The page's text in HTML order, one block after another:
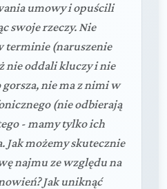
umowy i opuścili
swoje rzeczy. Nie
terminie (naruszenie
nie oddali kluczy i nie
nie ma z nimi w
(nie odbierają
- mamy tylko ich
Jak możemy skutecznie
najmu ze względu na
Jak uniknąć